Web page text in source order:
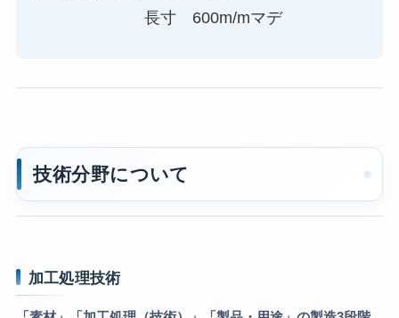
長寸 600m/mマデ
技術分野について
加工処理技術